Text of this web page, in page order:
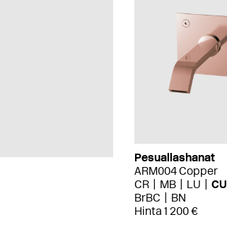
Pesuallashanat
ARM004 Copper
CR
MB LU CU
BrBC
BN
Hinta 1 200 €